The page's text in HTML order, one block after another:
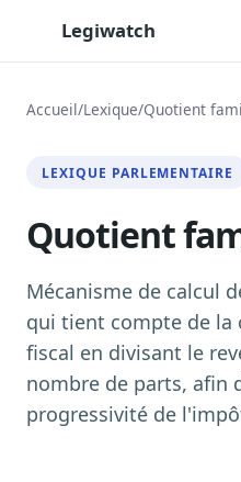
Legiwatch
Posez vos questions,
Transcriptions IA
Toutes les séances AN/
Synthèses IA
Résumés automatiques
Veille des matinales
9 interviews politiques,
Alertes personnalisées
Accueil/Lexique/Quotient
LEXIQUE PARLEMENTAIRE
Quotient
Mécanisme de calcul
qui tient compte de
fiscal en divisant le
nombre de parts, afin
progressivité de